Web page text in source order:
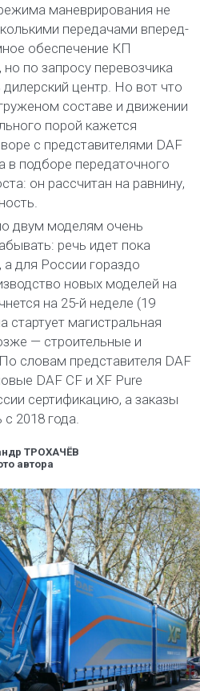
маневрирования не
передачами вперед-
обеспечение КП
по запросу перевозчика
центр. Но вот что
составе и движении
порой кажется
с представителями DAF
в подборе передаточного
он рассчитан на равнину,
двум моделям очень
речь идет пока
а для России гораздо
новых моделей на
на 25-й неделе (19
стартует магистральная
— строительные и
словам представителя DAF
DAF CF и XF Pure
сертификацию, а заказы
с 2018 года.
ТРОХАЧЁВ
автора